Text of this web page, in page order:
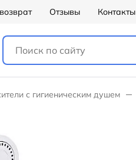
Отзывы Контакты
с гигиеническим душем